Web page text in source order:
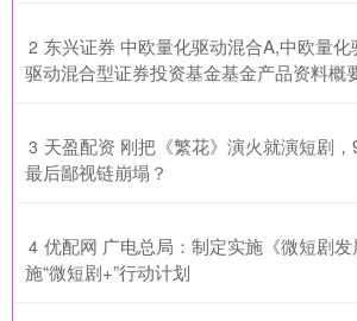
2 东兴证券 中欧量化驱动混合A,中欧量
驱动混合型证券投资基金基金产品资料概
3 天盈配资 刚把《繁花》演火就演短剧
最后鄙视链崩塌？
4 优配网 广电总局：制定实施《微短剧
施“微短剧+”行动计划